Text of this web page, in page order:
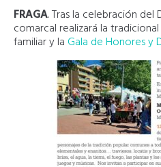
FRAGA. Tras la celebración del
comarcal realizará la
familiar y la Gala de Honores y